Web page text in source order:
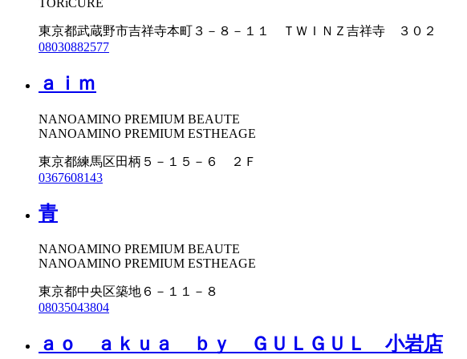
東京都武蔵野市吉祥寺本町３－８－１１ ＴＷＩＮＺ吉祥寺 ３０２
08030882577
ａｉｍ
NANOAMINO PREMIUM BEAUTE
NANOAMINO PREMIUM ESTHEAGE
東京都練馬区田柄５－１５－６ ２Ｆ
0367608143
青
NANOAMINO PREMIUM BEAUTE
NANOAMINO PREMIUM ESTHEAGE
東京都中央区築地６－１１－８
08035043804
ａｏ ａｋｕａ ｂｙ ＧＵＬＧＵＬ 小岩店